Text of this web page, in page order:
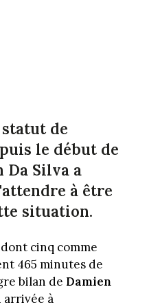
de
le début de
Da Silva a
à être
situation.
cinq comme
465 minutes de
bilan de Damien
arrivée à